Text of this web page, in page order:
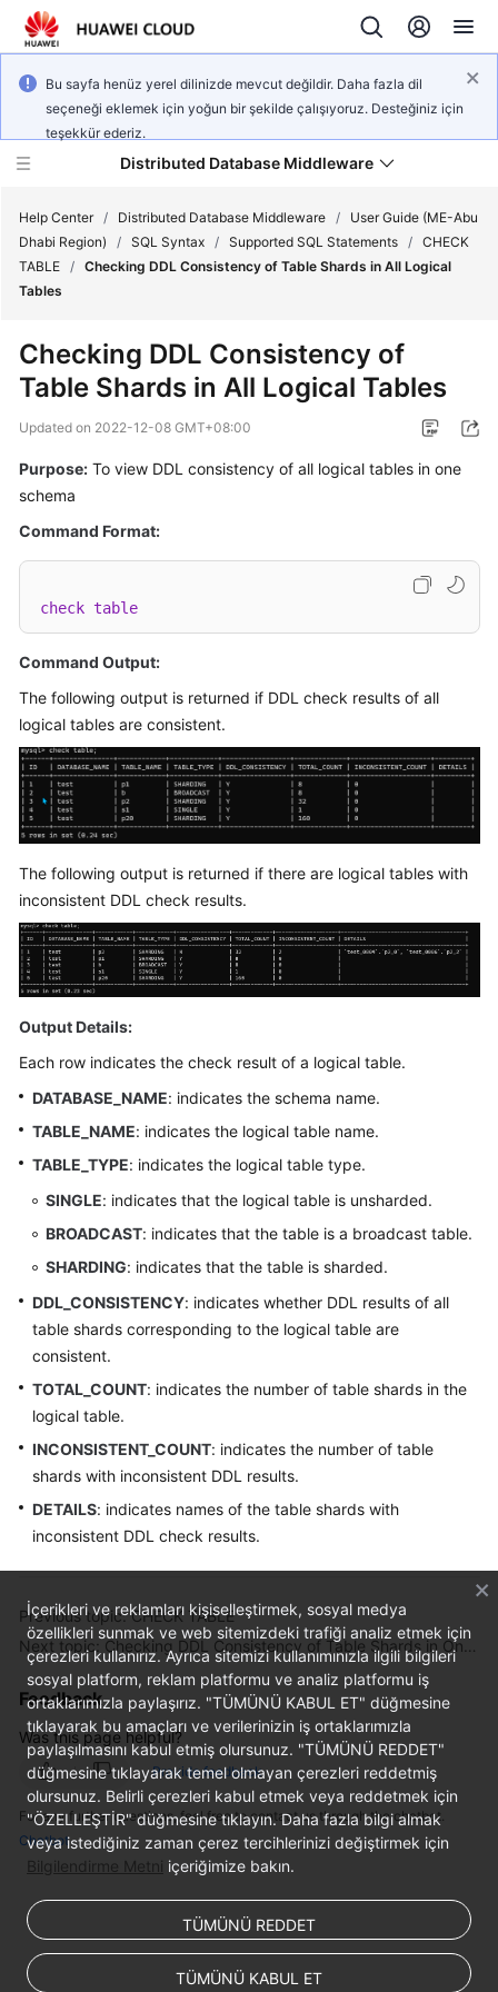
Bu sayfa henüz yerel dilinizde mevcut değildir. Daha fazla dil
seçeneği eklemek için yoğun bir şekilde çalışıyoruz. Desteğiniz için
teşekkür ederiz.
Distributed Database Middleware
What's
Product
Bulletin
Service
Overview
Getting
Guide
API
SDK
Reference
Best
Practices
Performance
White
Paper
Videos
Documents
General
Reference
Glossary
Shared
Responsibilities
Service
Level
White
Papers
Endpoints
Permissions
Help Center / Distributed Database Middleware /
User Guide (ME-Abu
Dhabi Region)
/ SQL Syntax / Supported SQL Statements / CHECK
TABLE / Checking DDL Consistency of Table Shards in All Logical
Tables
Checking DDL Consistency of
Table Shards in All Logical Tables
Updated on 2022-12-08 GMT+08:00
Purpose: To view DDL consistency of all logical tables in one
schema
Command Format:
check table
Command Output:
The following output is returned if DDL check results of all
logical tables are consistent.
The following output is returned if there are logical tables with
inconsistent DDL check results.
Output Details:
Each row indicates the check result of a logical table.
DATABASE_NAME: indicates the schema name.
TABLE_NAME: indicates the logical table name.
TABLE_TYPE: indicates the logical table type.
SINGLE: indicates that the logical table is unsharded.
BROADCAST: indicates that the table is a broadcast table.
SHARDING: indicates that the table is sharded.
DDL_CONSISTENCY: indicates whether DDL results of all
table shards corresponding to the logical table are
consistent.
TOTAL_COUNT: indicates the number of table shards in the
logical table.
INCONSISTENT_COUNT: indicates the number of table
shards with inconsistent DDL results.
DETAILS: indicates names of the table shards with
inconsistent DDL check results.
Previous topic: CHECK TABLE
Feedback
Was this page helpful?
Provide feedback
For any further questions, feel free to contact us through the chatbot.
Chatbot
İçerikleri ve reklamları kişiselleştirmek, sosyal medya
özellikleri sunmak ve web sitemizdeki trafiği analiz etmek için
çerezleri kullanırız. Ayrıca sitemizi kullanımınızla ilgili bilgileri
sosyal platform, reklam platformu ve analiz platformu iş
ortaklarımızla paylaşırız. "TÜMÜNÜ KABUL ET" düğmesine
tıklayarak bu amaçları ve verilerinizin iş ortaklarımızla
paylaşılmasını kabul etmiş olursunuz. "TÜMÜNÜ REDDET"
düğmesine tıklayarak temel olmayan çerezleri reddetmiş
olursunuz. Belirli çerezleri kabul etmek veya reddetmek için
"ÖZELLEŞTİR" düğmesine tıklayın. Daha fazla bilgi almak
veya istediğiniz zaman çerez tercihlerinizi değiştirmek için
Bilgilendirme Metni içeriğimize bakın.
TÜMÜNÜ REDDET
TÜMÜNÜ KABUL ET